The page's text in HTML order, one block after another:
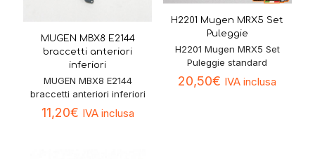
MUGEN MBX8 E2144
braccetti anteriori
inferiori
MUGEN MBX8 E2144
braccetti anteriori inferiori
11,20€ IVA inclusa
H2201 Mugen MRX5 Set
Puleggie
H2201 Mugen MRX5 Set
Puleggie standard
20,50€ IVA inclusa